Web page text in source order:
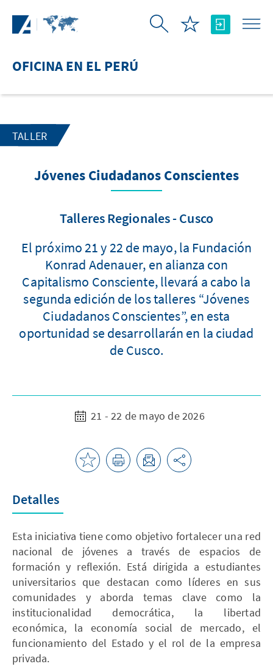
OFICINA EN EL PERÚ
TALLER
Jóvenes Ciudadanos Conscientes
Talleres Regionales - Cusco
El próximo 21 y 22 de mayo, la Fundación
Konrad Adenauer, en alianza con
Capitalismo Consciente, llevará a cabo la
segunda edición de los talleres “Jóvenes
Ciudadanos Conscientes”, en esta
oportunidad se desarrollarán en la ciudad
de Cusco.
21 - 22 de mayo de 2026
Detalles
Esta iniciativa tiene como objetivo fortalecer una red
nacional de jóvenes a través de espacios de
formación y reflexión. Está dirigida a estudiantes
universitarios que destacan como líderes en sus
comunidades y aborda temas clave como la
institucionalidad democrática, la libertad
económica, la economía social de mercado, el
funcionamiento del Estado y el rol de la empresa
privada.